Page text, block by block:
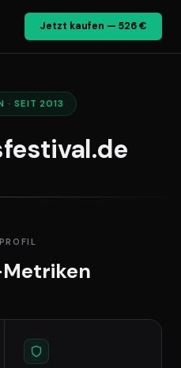
Jetzt kaufen — 526 €
· SEIT 2013